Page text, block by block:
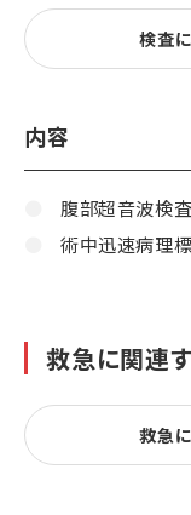
検査
内容
腹部超⾳波検
術中迅速病理
救急に関連
救急